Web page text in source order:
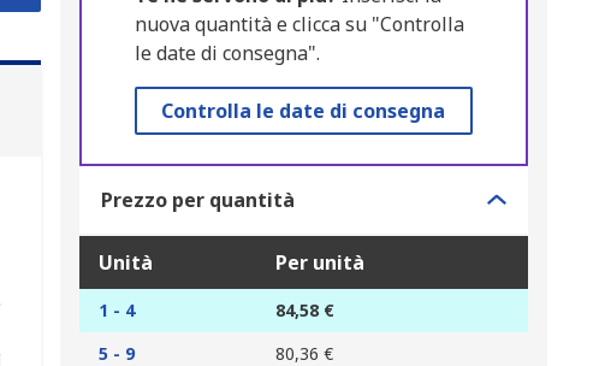
nuova quantità e clicca su "Controlla
le date di consegna".
Controlla le date di consegna
Prezzo per quantità
Unità Per unità
1 - 4
84,58 €
5 - 9
80,36 €